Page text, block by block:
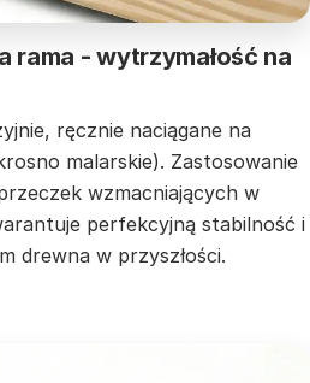
rama - wytrzymałość na
ręcznie naciągane na
malarskie). Zastosowanie
wzmacniających w
perfekcyjną stabilność i
drewna w przyszłości.